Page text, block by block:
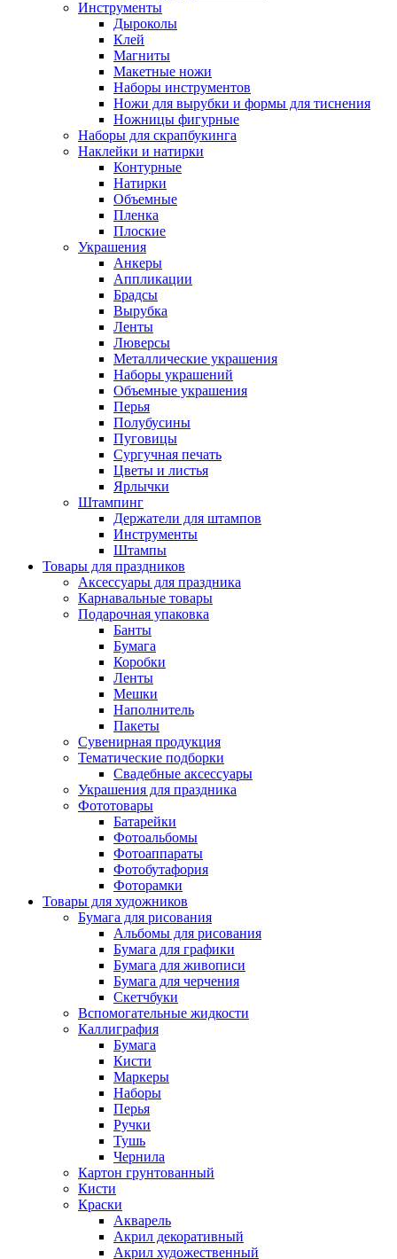
Инструменты
Дыроколы
Клей
Магниты
Макетные ножи
Наборы инструментов
Ножи для вырубки и формы для тиснения
Ножницы фигурные
Наборы для скрапбукинга
Наклейки и натирки
Контурные
Натирки
Объемные
Пленка
Плоские
Украшения
Анкеры
Аппликации
Брадсы
Вырубка
Ленты
Люверсы
Металлические украшения
Наборы украшений
Объемные украшения
Перья
Полубусины
Пуговицы
Сургучная печать
Цветы и листья
Ярлычки
Штампинг
Держатели для штампов
Инструменты
Штампы
Товары для праздников
Аксессуары для праздника
Карнавальные товары
Подарочная упаковка
Банты
Бумага
Коробки
Ленты
Мешки
Наполнитель
Пакеты
Сувенирная продукция
Тематические подборки
Свадебные аксессуары
Украшения для праздника
Фототовары
Батарейки
Фотоальбомы
Фотоаппараты
Фотобутафория
Фоторамки
Товары для художников
Бумага для рисования
Альбомы для рисования
Бумага для графики
Бумага для живописи
Бумага для черчения
Скетчбуки
Вспомогательные жидкости
Каллиграфия
Бумага
Кисти
Маркеры
Наборы
Перья
Ручки
Тушь
Чернила
Картон грунтованный
Кисти
Краски
Акварель
Акрил декоративный
Акрил художественный